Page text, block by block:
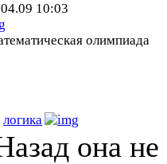
10:03
олимпиада
логика
она